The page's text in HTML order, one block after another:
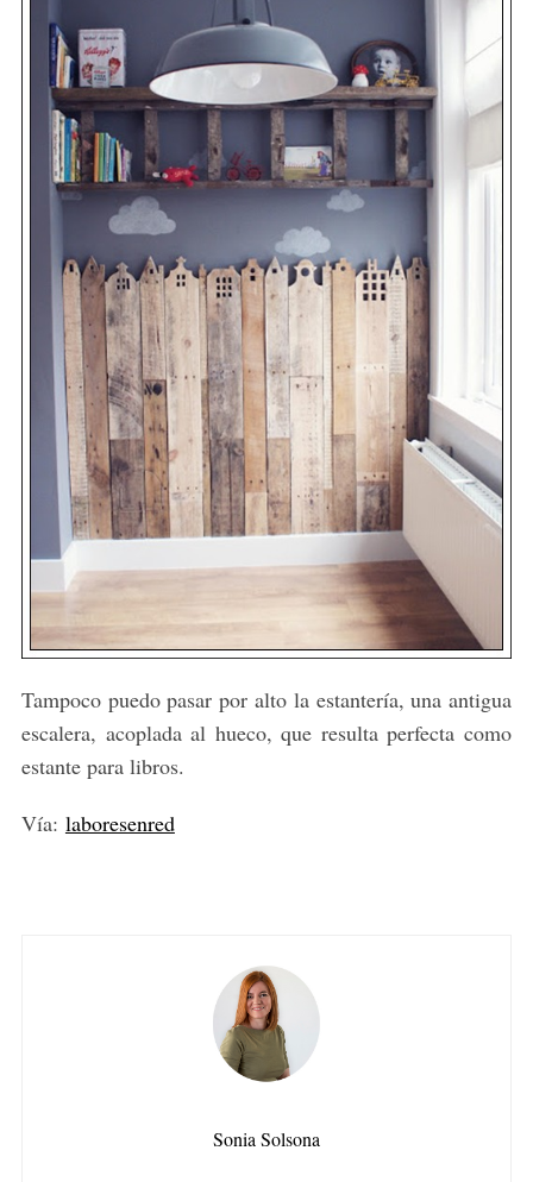
Tampoco puedo pasar por alto la estantería, una antigua
escalera, acoplada al hueco, que resulta perfecta como
estante para libros.
Vía: laboresenred
Sonia Solsona